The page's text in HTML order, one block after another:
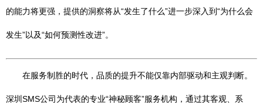
的能力将更强，提供的洞察将从“发生了什么”进一步深入到“为什么会
发生”以及“如何预测性改进”。
在服务制胜的时代，品质的提升不能仅靠内部驱动和主观判断。
深圳SMS公司为代表的专业“神秘顾客”服务机构，通过其客观、系